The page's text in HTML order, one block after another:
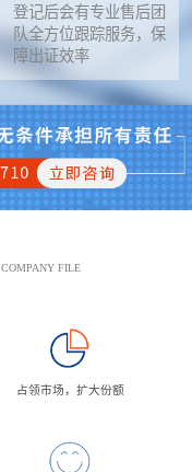
登记后会有专业售后团
队全方位跟踪服务，保
障出证效率
COMPANY FILE
占领市场，扩大份额